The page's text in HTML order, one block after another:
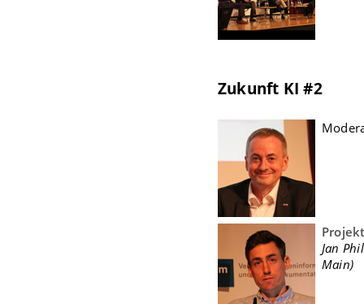
Zukunft KI #2
Jan
Main)